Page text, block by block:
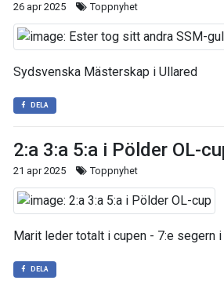
26 apr 2025 Toppnyhet
Sydsvenska Mästerskap i Ullared
DELA
2:a 3:a 5:a i Pölder OL-
21 apr 2025 Toppnyhet
Marit leder totalt i cupen - 7:e segern
DELA